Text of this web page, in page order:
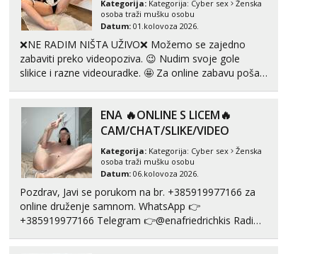
Monika
Čekam tvoj poziv!
Tel: 064/677-677
- Kod: #133
tel:0,93€ - mob:1,12€ min
Martina
Čekam tvoj poziv!
Tel: 064/677-677- Kod: #110
tel:0,93€ - mob:1,12€ min
Ivančica
Čekam tvoj poziv!
064/677-677
- Kod: #108
tel:0,93€ - mob:1,12€ min
Zara
Čekam tvoj poziv!
Kategorija: Kategorija: Cyber sex
Ženska
osoba traži mušku osobu
Datum: 01.kolovoza 2026.
❌NE RADIM NIŠTA UŽIVO❌ Možemo se zajedno
zabaviti preko videopoziva. 😉 Nudim svoje gole
slikice i razne videouradke. 🤩 Za online zabavu pošalji
vidjeti na videopozivu. 😉 S vama sam vec 5 ...
ENA 🔥ONLINE S LICEM🔥
CAM/CHAT/SLIKE/VIDEO
Kategorija: Kategorija: Cyber sex
Ženska
osoba traži mušku osobu
Datum: 06.kolovoza 2026.
Pozdrav, Javi se porukom na br. +385919977166 za
online druženje samnom. WhatsApp 👉
+385919977166 Telegram 👉@enafriedrichkis Radim